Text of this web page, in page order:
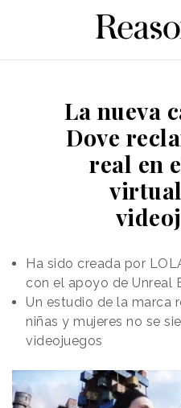
La nueva
Dove
real en
Ha sido creada por
con el apoyo de Unreal
Un estudio de la marca
niñas y mujeres no se
videojuegos